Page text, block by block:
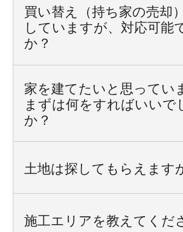
買い替え（持ち家の売却
していますが、 対応可能
か？
家を建てたいと思ってい
まずは何をすればいいで
か？
土地は探してもらえます
施工エリアを教えてくだ